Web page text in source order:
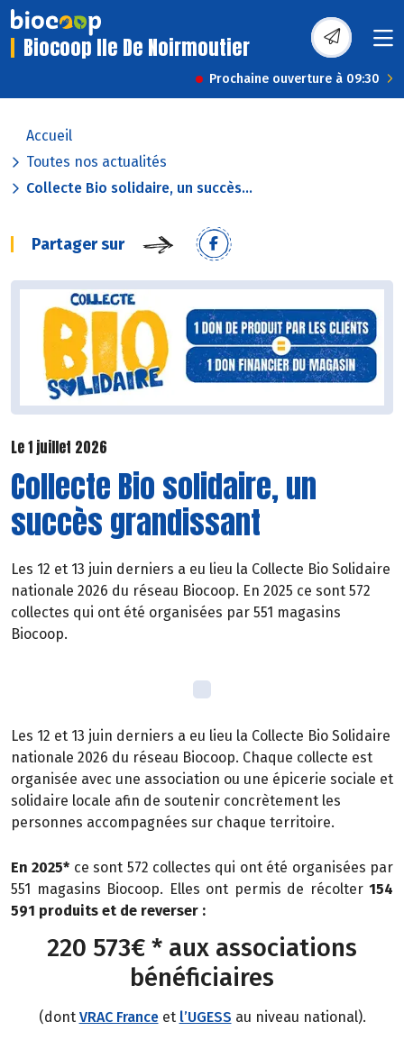
Biocoop Ile De Noirmoutier
Prochaine ouverture à 09:30
Accueil
Toutes nos actualités
Collecte Bio solidaire, un succès...
Partager sur
Le 1 juillet 2026
Collecte Bio solidaire, un
succès grandissant
Les 12 et 13 juin derniers a eu lieu la Collecte Bio Solidaire
nationale 2026 du réseau Biocoop. En 2025 ce sont 572
collectes qui ont été organisées par 551 magasins
Biocoop.
Les 12 et 13 juin derniers a eu lieu la Collecte Bio Solidaire
nationale 2026 du réseau Biocoop. Chaque collecte est
organisée avec une association ou une épicerie sociale et
solidaire locale afin de soutenir concrètement les
personnes accompagnées sur chaque territoire.
En 2025* ce sont 572 collectes qui ont été organisées par
551 magasins Biocoop. Elles ont permis de récolter 154
591 produits et de reverser :
220 573€ * aux associations
bénéficiaires
(dont VRAC Franceet l’UGESS au niveau national).